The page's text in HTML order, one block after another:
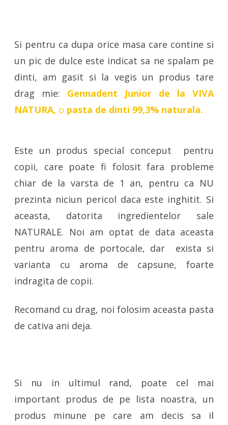
Si pentru ca dupa orice masa care contine si
un pic de dulce este indicat sa ne spalam pe
dinti, am gasit si la vegis un produs tare
drag mie: Gennadent Junior de la VIVA
NATURA, o pasta de dinti 99,3% naturala.
Este un produs special conceput pentru
copii, care poate fi folosit fara probleme
chiar de la varsta de 1 an, pentru ca NU
prezinta niciun pericol daca este inghitit. Si
aceasta, datorita ingredientelor sale
NATURALE. Noi am optat de data aceasta
pentru aroma de portocale, dar exista si
varianta cu aroma de capsune, foarte
indragita de copii.
Recomand cu drag, noi folosim aceasta pasta
de cativa ani deja.
Si nu in ultimul rand, poate cel mai
important produs de pe lista noastra, un
produs minune pe care am decis sa il